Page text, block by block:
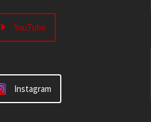
YouTube
Instagram